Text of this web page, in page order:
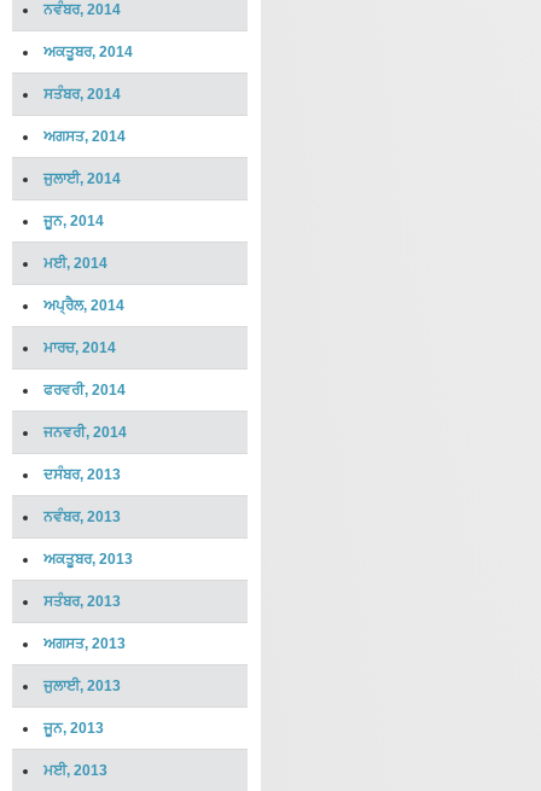
ਨਵੰਬਰ, 2014
ਅਕਤੂਬਰ, 2014
ਸਤੰਬਰ, 2014
ਅਗਸਤ, 2014
ਜੁਲਾਈ, 2014
ਜੂਨ, 2014
ਮਈ, 2014
ਅਪ੍ਰੈਲ, 2014
ਮਾਰਚ, 2014
ਫਰਵਰੀ, 2014
ਜਨਵਰੀ, 2014
ਦਸੰਬਰ, 2013
ਨਵੰਬਰ, 2013
ਅਕਤੂਬਰ, 2013
ਸਤੰਬਰ, 2013
ਅਗਸਤ, 2013
ਜੁਲਾਈ, 2013
ਜੂਨ, 2013
ਮਈ, 2013